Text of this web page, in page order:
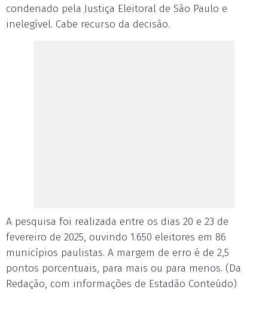
condenado pela Justiça Eleitoral de São Paulo e
inelegível. Cabe recurso da decisão.
A pesquisa foi realizada entre os dias 20 e 23 de
fevereiro de 2025, ouvindo 1.650 eleitores em 86
municípios paulistas. A margem de erro é de 2,5
pontos porcentuais, para mais ou para menos. (Da
Redação, com informações de Estadão Conteúdo)